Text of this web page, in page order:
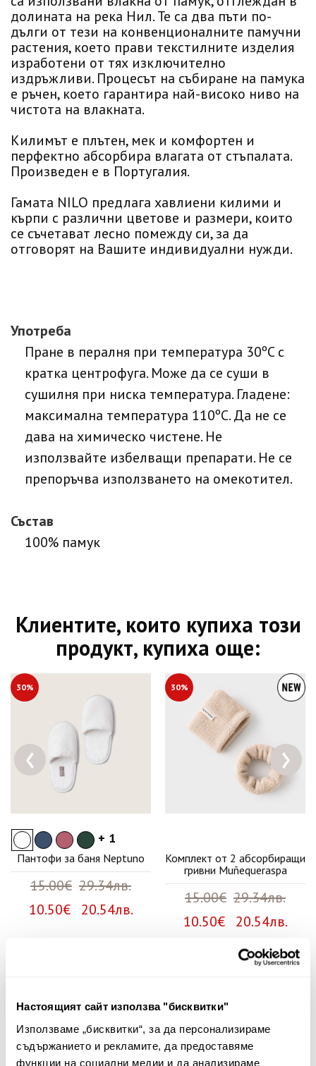
Настоящият сайт използва "бисквитки"
Използваме „бисквитки“, за да персонализираме
съдържанието и рекламите, да предоставяме
функции на социални медии и да анализираме
долината на река Нил. Те са два пъти по-
дълги от тези на конвенционалните памучни
растения, което прави текстилните изделия
изработени от тях изключително
издръжливи. Процесът на събиране на памука
е ръчен, което гарантира най-високо ниво на
чистота на влакната.
Килимът е плътен, мек и комфортен и
перфектно абсорбира влагата от стъпалата.
Произведен е в Португалия.
Гамата NILO предлага хавлиени килими и
кърпи с различни цветове и размери, които
се съчетават лесно помежду си, за да
отговорят на Вашите индивидуални нужди.
Употреба
Пране в пералня при температура 30ºC с
кратка центрофуга. Може да се суши в
сушилня при ниска температура. Гладене:
максимална температура 110ºC. Да не се
дава на химическо чистене. Не
използвайте избелващи препарати. Не се
препоръчва използването на омекотител.
Състав
100% памук
Клиентите, които купиха този
продукт, купиха още:
30%
+ 1
Пантофи за баня Neptuno
15.00€ 29.34лв.
10.50€ 20.54лв.
30%
Комплект от 2 абсорбиращи
гривни Muñequeraspa
15.00€ 29.34лв.
10.50€ 20.54лв.
‹ ›
Споделете Вашето мнение
Име